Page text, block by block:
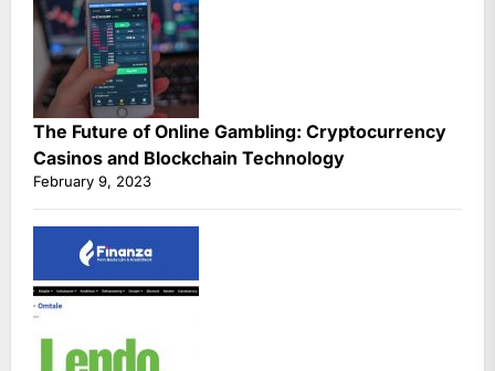
The Future of Online Gambling: Cryptocurrency
Casinos and Blockchain Technology
February 9, 2023